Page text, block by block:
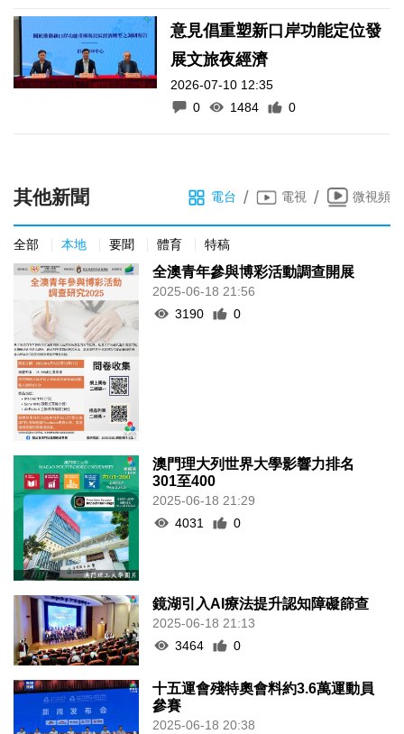
意見倡重塑新口岸功能定位發
展文旅夜經濟
2026-07-10 12:35
0
1484 0
其他新聞 電台 / 電視 / 微視頻
全部 本地 要聞 體育 特稿
全澳青年參與博彩活動調查開展
2025-06-18 21:56
3190
0
澳門理大列世界大學影響力排名
301至400
2025-06-18 21:29
4031
0
鏡湖引入AI療法提升認知障礙篩查
2025-06-18 21:13
3464
0
十五運會殘特奧會料約3.6萬運動員
參賽
2025-06-18 20:38